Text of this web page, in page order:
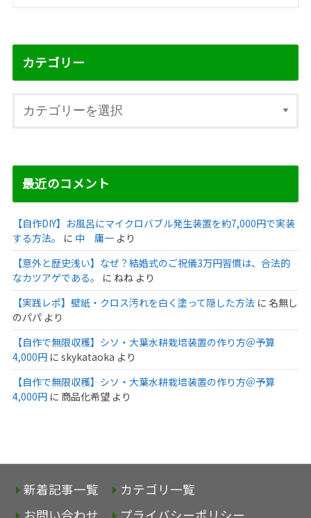
カテゴリー
最近のコメント
【自作DIY】お風呂にマイクロバブル発生装置を約7,000円で実装
する方法。
に 中 庸一より
【意外と歴史浅い】なぜ？結婚式のご祝儀3万円習慣は、合法的
なカツアゲである。
に ねねより
【実践レポ】壁紙・クロス汚れを白く塗って隠した方法 に 名無し
のパパより
【自作で無限収穫】シソ・大葉水耕栽培装置の作り方＠予算
4,000円に skykataoka より
【自作で無限収穫】シソ・大葉水耕栽培装置の作り方＠予算
4,000円に 商品化希望より
新着記事一覧
カテゴリ一覧